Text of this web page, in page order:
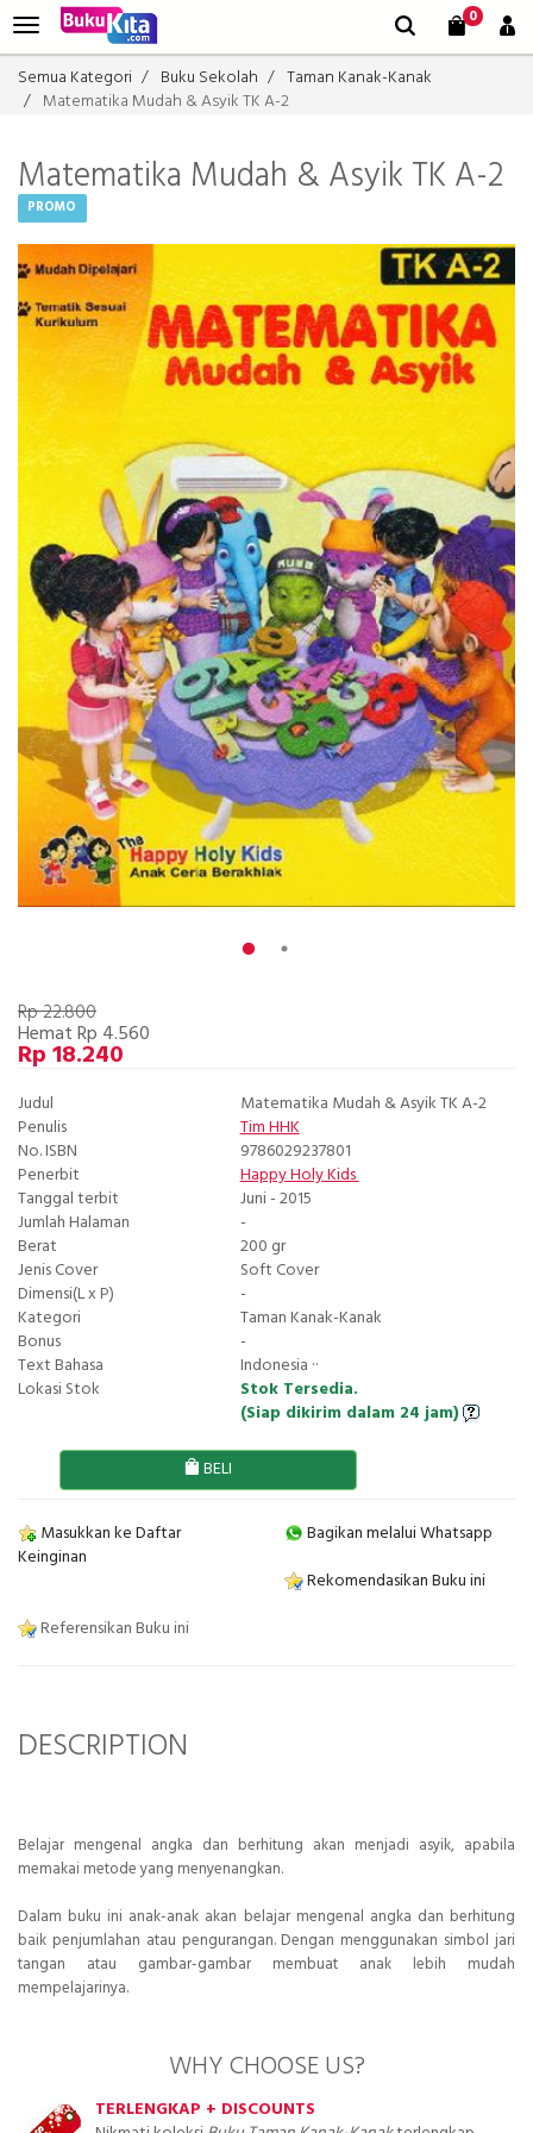
0
Semua Kategori Buku Sekolah
Taman Kanak-Kanak
Matematika Mudah & Asyik TK A-2
Matematika Mudah & Asyik TK A-2
PROMO
Rp 22.800
Hemat Rp 4.560
Rp 18.240
Judul
Matematika Mudah & Asyik TK A-2
Penulis
Tim HHK
No. ISBN
9786029237801
Penerbit
Happy Holy Kids
Tanggal terbit
Juni - 2015
Jumlah Halaman
-
Berat
200 gr
Jenis Cover
Soft Cover
Dimensi(L x P)
-
Kategori
Taman Kanak-Kanak
Bonus
-
Text Bahasa
Indonesia ··
Lokasi Stok
Stok Tersedia.
(Siap dikirim dalam 24 jam)
BELI
Masukkan ke Daftar
Keinginan
Bagikan melalui Whatsapp
Rekomendasikan Buku ini
Referensikan Buku ini
DESCRIPTION
Belajar mengenal angka dan berhitung akan menjadi asyik, apabila
memakai metodeyang menyenangkan.
Dalam buku ini anak-anak akan belajar mengenal angka dan berhitung
baik penjumlahan atau pengurangan. Dengan menggunakan simbol jari
tangan atau gambar-gambar membuat anak lebih mudah
mempelajarinya.
WHY CHOOSE US?
TERLENGKAP + DISCOUNTS